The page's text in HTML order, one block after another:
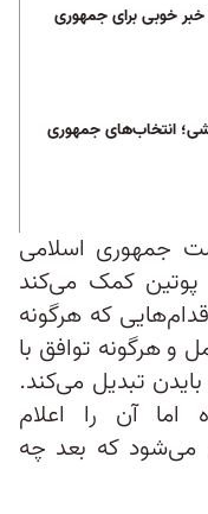
خوبی برای جمهوری
انتخاب‌های جمهوری
جمهوری اسلامی
پوتین کمک می‌کند
که هرگونه
و هرگونه توافق با
تبدیل می‌کند.
اما آن را اعلام
می‌‌شود که بعد چه